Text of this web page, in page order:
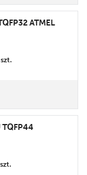
ATMEL
TQFP44